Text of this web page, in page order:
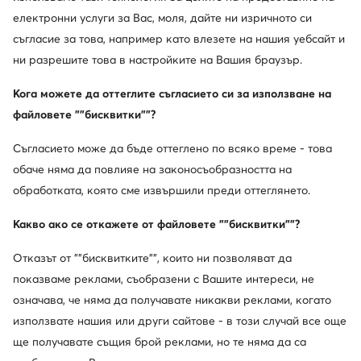
Промоция
Сникърси · Air Force · Син
Актуална цена
103,99€
Най-ниска цена116,57 €-10%
още 15% Код: SUMMER
-25%
Най-ниска цена124,24 € -25%
Сортирай Филтрирай
Мъжки обувки Nike Air Force – съвременен
дизайн и вечен комфорт
Едни от най-разпознаваемите спортни обувки днес са Nike
електронни услуги за Вас, моля, дайте ни изричното си
съгласие за това, например като влезете на нашия уебсайт и
ни разрешите това в настройките на Вашия браузър.
Кога можете да оттеглите съгласието си за използване на
файловете ""бисквитки""?
Съгласието може да бъде оттеглено по всяко време - това
обаче няма да повлияе на законосъобразността на
обработката, която сме извършили преди оттеглянето.
Какво ако се откажете от файловете ""бисквитки""?
Отказът от ""бисквитките"", които ни позволяват да
показваме реклами, съобразени с Вашите интереси, не
означава, че няма да получавате никакви реклами, когато
използвате нашия или други сайтове - в този случай все още
ще получавате същия брой реклами, но те няма да са